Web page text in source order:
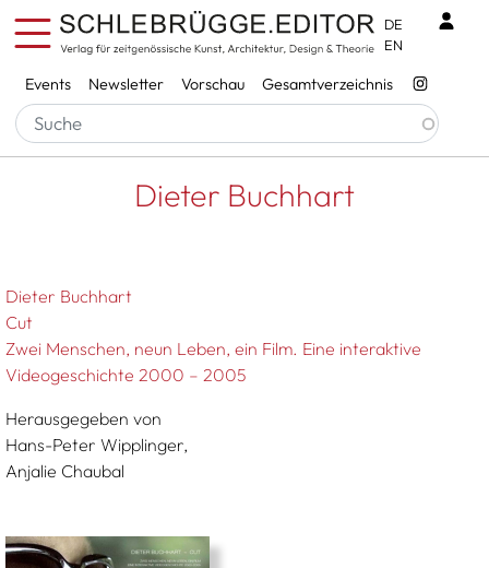
Direkt zum Inhalt
Services
Events Newsletter Vorschau Gesamtverzeichnis
DE
EN
Pfadnavigation
Startseite Dieter Buchhart
Dieter Buchhart
Dieter Buchhart
Cut
Zwei Menschen, neun Leben, ein Film. Eine interaktive
Videogeschichte 2000 – 2005
Herausgegeben von
Hans-Peter Wipplinger,
Anjalie Chaubal